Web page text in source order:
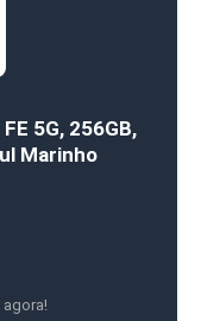
5G, 256GB,
Marinho
agora!